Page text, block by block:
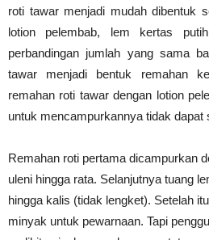
roti tawar menjadi mudah dibentuk
lotion pelembab, lem kertas
perbandingan jumlah yang sama
tawar menjadi bentuk remahan
remahan roti tawar dengan lotion
untuk mencampurkannya tidak dapat
Remahan roti pertama dicampurkan
uleni hingga rata. Selanjutnya tuang
hingga kalis (tidak lengket). Setelah
minyak untuk pewarnaan. Tapi